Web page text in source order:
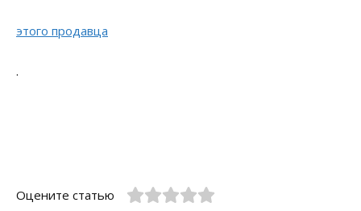
этого продавца
.
Оцените статью